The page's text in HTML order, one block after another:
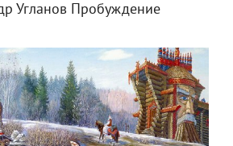
Угланов Пробуждение